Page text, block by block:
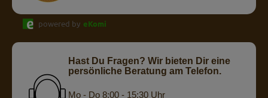
powered by eKomi
Hast Du Fragen? Wir bieten Dir eine
persönliche Beratung am Telefon.
Mo - Do 8:00 - 15:30 Uhr